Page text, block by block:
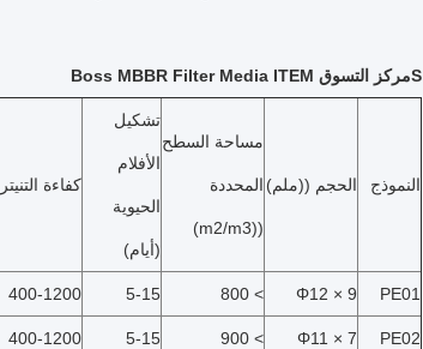
Sمركز التسوق Boss MBBR Filter Media ITEM
النموذج الحجم ((ملم)
مساحة السطح
المحددة
((m2/m3)
تشكيل
الأفلام
الحيوية
(أيام)
كفاءة التنيتر
PE01
Φ12 × 9
> 800
5-15
400-1200
PE02
Φ11 × 7
> 900
5-15
400-1200